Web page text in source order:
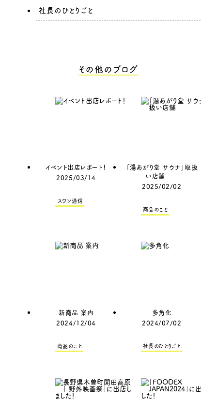
社長のひとりごと
その他のブログ
イベント出店レポート！
2025/03/14
スワン通信
「湯あがり堂 サウナ」取扱
い店舗
2025/02/02
商品のこと
新商品 案内
2024/12/04
商品のこと
多角化
2024/07/02
社長のひとりごと